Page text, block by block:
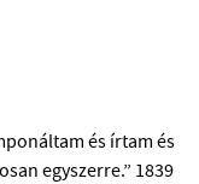
és írtam és
egyszerre.” 1839